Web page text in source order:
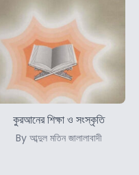
কুরআনের শিক্ষা ও সংস্কৃতি
By আব্দুল মতিন জালালাবাদী